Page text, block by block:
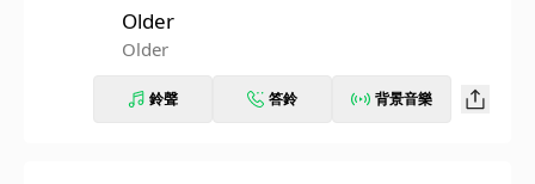
Older
Older
鈴聲 答鈴 背景音樂